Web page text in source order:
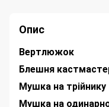
Опис
Вертлюжок
Блешня
Мушка на трійнику
Мушка на